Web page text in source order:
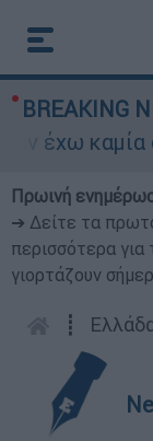
BREAKING
καμία
Πρωινή
➔ Δείτε τα
περισσότερα για
γιορτάζουν
┋